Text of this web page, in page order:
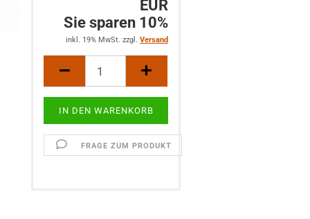
EUR
Sie sparen 10%
inkl. 19% MwSt. zzgl. Versand
FRAGE ZUM PRODUKT